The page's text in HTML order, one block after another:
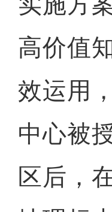
高价值
效运用
中心被
区后，